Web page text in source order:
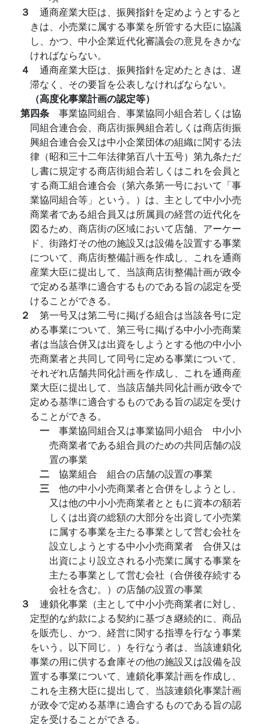
３ 通商産業大臣は、振興指針を定めようとすると
きは、小売業に属する事業を所管する大臣に協議
し、かつ、中小企業近代化審議会の意見をきかな
ければならない。
４ 通商産業大臣は、振興指針を定めたときは、遅
滞なく、その要旨を公表しなければならない。
（高度化事業計画の認定等）
第四条 事業協同組合、事業協同小組合若しくは協
同組合連合会、商店街振興組合若しくは商店街振
興組合連合会又は中小企業団体の組織に関する法
律（昭和三十二年法律第百八十五号）第九条ただ
し書に規定する商店街組合若しくはこれを会員と
する商工組合連合会（第六条第一号において「事
業協同組合等」という。）は、主として中小小売
商業者である組合員又は所属員の経営の近代化を
図るため、商店街の区域において店舗、アーケー
ド、街路灯その他の施設又は設備を設置する事業
について、商店街整備計画を作成し、これを通商
産業大臣に提出して、当該商店街整備計画が政令
で定める基準に適合するものである旨の認定を受
けることができる。
２ 第一号又は第二号に掲げる組合は当該各号に定
める事業について、第三号に掲げる中小小売商業
者は当該合併又は出資をしようとする他の中小小
売商業者と共同して同号に定める事業について、
それぞれ店舗共同化計画を作成し、これを通商産
業大臣に提出して、当該店舗共同化計画が政令で
定める基準に適合するものである旨の認定を受け
ることができる。
一 事業協同組合又は事業協同小組合 中小小
売商業者である組合員のための共同店舗の設
置の事業
二 協業組合 組合の店舗の設置の事業
三 他の中小小売商業者と合併をしようとし、
又は他の中小小売商業者とともに資本の額若
しくは出資の総額の大部分を出資して小売業
に属する事業を主たる事業として営む会社を
設立しようとする中小小売商業者 合併又は
出資により設立される小売業に属する事業を
主たる事業として営む会社（合併後存続する
会社を含む。）の店舗の設置の事業
３ 連鎖化事業（主として中小小売商業者に対し、
定型的な約款による契約に基づき継続的に、商品
を販売し、かつ、経営に関する指導を行なう事業
をいう。以下同じ。）を行なう者は、当該連鎖化
事業の用に供する倉庫その他の施設又は設備を設
置する事業について、連鎖化事業計画を作成し、
これを主務大臣に提出して、当該連鎖化事業計画
が政令で定める基準に適合するものである旨の認
定を受けることができる。